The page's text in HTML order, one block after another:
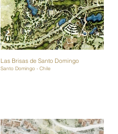
Las Brisas de Santo Domingo
Santo Domingo - Chile